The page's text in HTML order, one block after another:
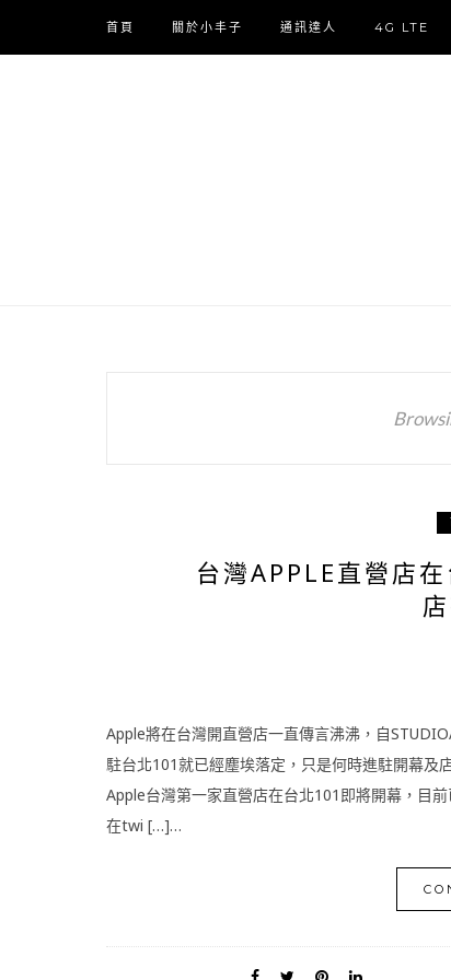
首頁 關於小丰子 通訊達人 4G LTE
台灣APPLE直營店
Apple將在台灣開直營店一直傳言沸沸，自
駐台北101就已經塵埃落定，只是何時進駐開幕及
Apple台灣第一家直營店在台北101即將開幕，目
在twi […]…